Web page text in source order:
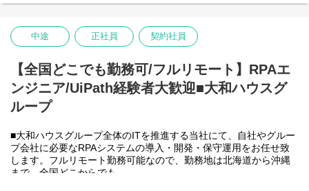
また、働く時間に制限もなく、月160時間の勤務で、午前５時～２
を途中で中断したり、働く時間を調整できるので、家事、育児、
介護などとの両立も可能です。社員が仕事をしやすい環境を整え
フレックスです。
●AIチーム(４名)●
業務内容
・Microsoft Copilot を利用したエージェント運用・管理
・生成AIを用いたAIエージェントの設計・開発・改善
・Azureを利用したAIエージェント基盤の構築・連携
・AIエージェントの運用支援
入社後は研修の後、チーム開発をベースにOJTを行いながら実案
中途 正社員 契約社員
【全国どこでも勤務可/フルリモート】RPAエ
ンジニア/UiPath経験者大歓迎■大和ハウスグ
ループ
■大和ハウスグループ全体のITを推進する当社にて、自社やグルー
プ会社に必要なRPAシステムの導入・開発・保守運用をお任せ致
します。フルリモート勤務可能なので、勤務地は北海道から沖縄
まで、全国どこからでも